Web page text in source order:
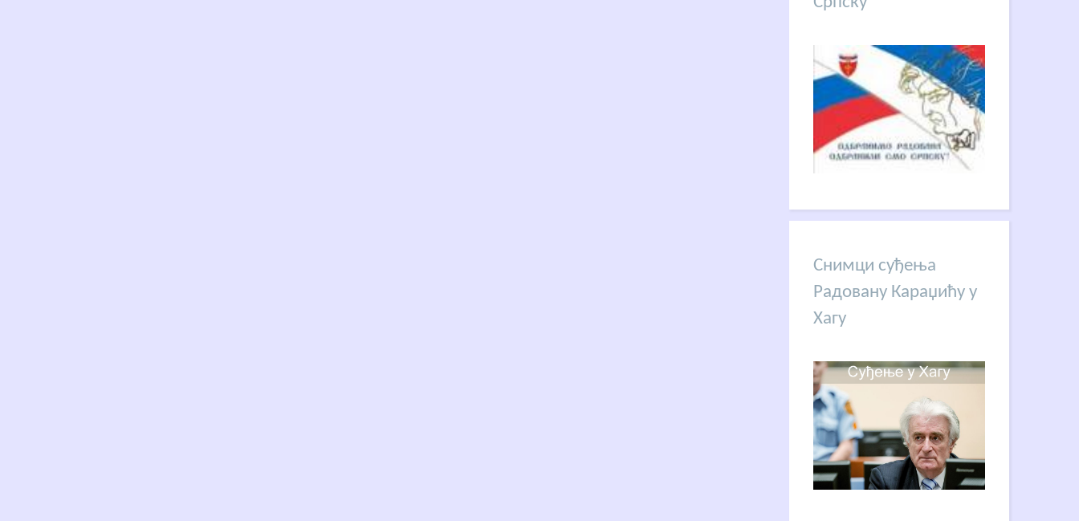
Снимци суђења
Радовану Караџићу у
Хагу